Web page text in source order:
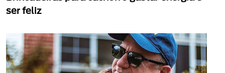
ser feliz